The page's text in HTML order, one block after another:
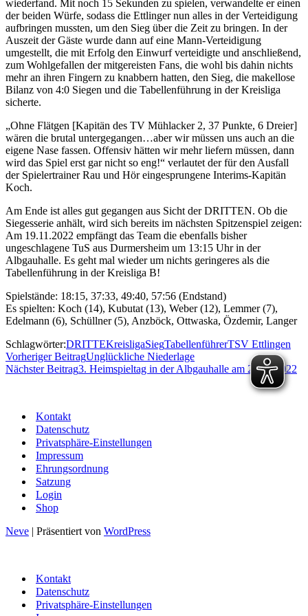
wiederfand. Mit noch 15 Sekunden zu spielen, verwandelte er einen
der beiden Würfe, sodass die Ettlinger nun alles in der Verteidigung
aufbringen mussten, um den Sieg über die Zeit zu bringen. In der
Auszeit der Gäste wurde dann auf eine Mann-Verteidigung
umgestellt, die mit Erfolg den Einwurf verteidigte und anschließend,
zum Wohlgefallen der mitgereisten Fans, die wohl bis dahin nichts
mehr an ihren Fingern zu knabbern hatten, den Sieg, die makellose
Bilanz von 4:0 Siegen und die Tabellenführung in der Kreisliga
sicherte.
„Ohne Flätgen [Kapitän des TV Mühlacker 2, 37 Punkte, 6 Dreier]
wären die brutal untergegangen…aber wir müssen uns auch an die
eigene Nase fassen. Offensiv hätten wir mehr liefern müssen, dann
wird das Spiel erst gar nicht so eng!“ verlautet der für den Ausfall
der Spielertrainer Rau und Hör eingesprungene Interims-Kapitän
Koch.
Am Ende ist alles gut gegangen aus Sicht der DRITTEN. Ob die
Siegesserie anhält, wird sich bereits im nächsten Spitzenspiel zeigen:
Am 19.11.2022 empfängt das Team die ebenfalls bisher
ungeschlagene TuS aus Durmersheim um 13:15 Uhr in der
Albgauhalle. Es geht mal wieder um nichts geringeres als die
Tabellenführung in der Kreisliga B!
Spielstände: 18:15, 37:33, 49:40, 57:56 (Endstand)
Es spielten: Koch (14), Kubutat (13), Weber (12), Lemmer (7),
Edelmann (6), Schüllner (5), Anzböck, Ottwaska, Özdemir, Langer
Schlagwörter:DRITTEKreisligaSiegTabellenführerTSV Ettlingen
Vorheriger BeitragUnglückliche Niederlage
Nächster Beitrag3. Heimspieltag in der Albgauhalle am 29.10.2022
Kontakt
Datenschutz
Privatsphäre-Einstellungen
Impressum
Ehrungsordnung
Satzung
Login
Shop
Neve | Präsentiert von WordPress
Kontakt
Datenschutz
Privatsphäre-Einstellungen